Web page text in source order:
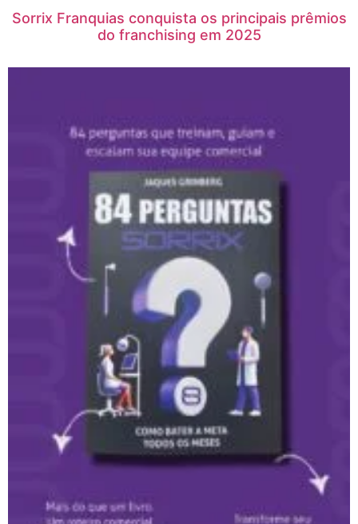
Sorrix Franquias conquista os principais prêmios
do franchising em 2025